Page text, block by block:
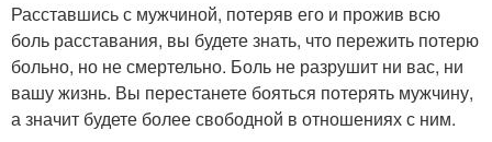
Расставшись с мужчиной, потеряв его и прожив всю
боль расставания, вы будете знать, что пережить потерю
больно, но не смертельно. Боль не разрушит ни вас, ни
вашу жизнь. Вы перестанете бояться потерять мужчину,
а значит будете более свободной в отношениях с ним.